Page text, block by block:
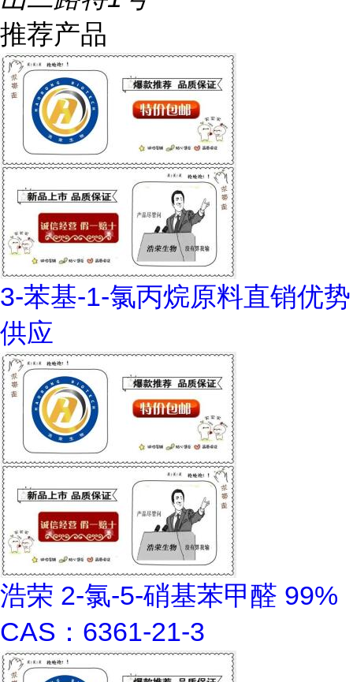
推荐产品
3-苯基-1-氯丙烷原料直销优势
供应
浩荣 2-氯-5-硝基苯甲醛 99%
CAS：6361-21-3